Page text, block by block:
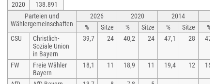
2020
138.891
Parteien und
Wählergemeinschaften
2026 2020 2014
%
Sitze % Sitze % Sitze
%
CSU
Christlich-
Soziale Union
in Bayern
39,7 24 40,2 24 47,1 28 47,1
FW
Freie Wähler
Bayern
18,1 11 18,9 11 19,4 12 16,1